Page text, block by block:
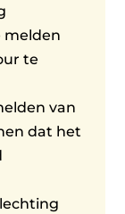
melden
te
van
dat het